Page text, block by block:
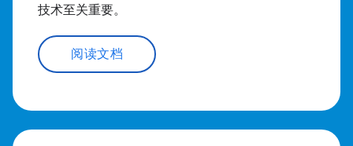
技术至关重要。
阅读文档